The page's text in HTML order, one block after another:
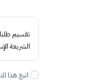
تقسيم طلبك
الشريعة
اتبع هذا